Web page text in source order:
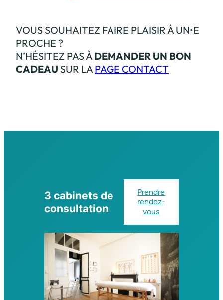
VOUS SOUHAITEZ FAIRE PLAISIR À UN•E
PROCHE ?
N’HÉSITEZ PAS ÀDEMANDER UN BON
CADEAU SUR LAPAGE CONTACT
3 cabinets de
consultation
Prendre
rendez-
vous